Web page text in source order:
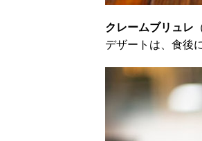
クレームブリュレ
デザートは、食後